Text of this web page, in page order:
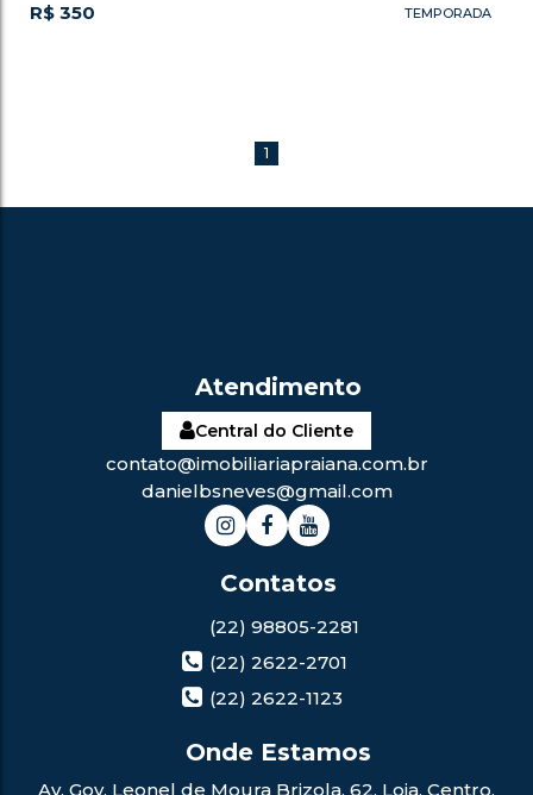
R$ 350
1
Central do Cliente
contato@imobiliariapraiana.com.br
danielbsneves@gmail.com
(22) 98805-2281
(22) 2622-2701
(22) 2622-1123
Av. Gov. Leonel de Moura Brizola, 62, Loja, Centro,